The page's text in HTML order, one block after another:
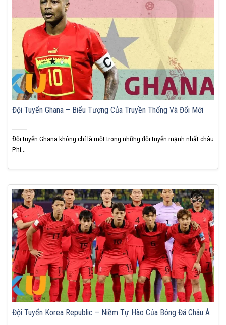
Đội Tuyển Ghana – Biểu Tượng Của Truyền Thống Và Đổi Mới
Đội tuyển Ghana không chỉ là một trong những đội tuyển mạnh nhất châu
Phi...
Đội Tuyển Korea Republic – Niềm Tự Hào Của Bóng Đá Châu Á